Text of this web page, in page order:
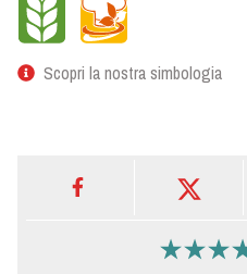
Scopri la nostra simbologia